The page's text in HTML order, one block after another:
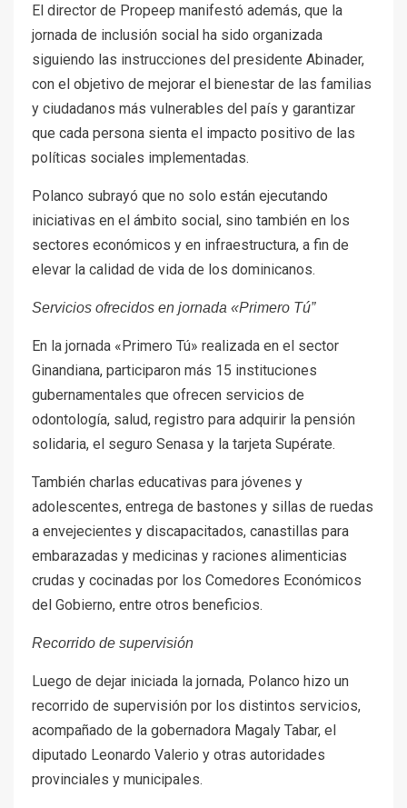
El director de Propeep manifestó además, que la
jornada de inclusión social ha sido organizada
siguiendo las instrucciones del presidente Abinader,
con el objetivo de mejorar el bienestar de las familias
y ciudadanos más vulnerables del país y garantizar
que cada persona sienta el impacto positivo de las
políticas sociales implementadas.
Polanco subrayó que no solo están ejecutando
iniciativas en el ámbito social, sino también en los
sectores económicos y en infraestructura, a fin de
elevar la calidad de vida de los dominicanos.
Servicios ofrecidos en jornada «Primero Tú”
En la jornada «Primero Tú» realizada en el sector
Ginandiana, participaron más 15 instituciones
gubernamentales que ofrecen servicios de
odontología, salud, registro para adquirir la pensión
solidaria, el seguro Senasa y la tarjeta Supérate.
También charlas educativas para jóvenes y
adolescentes, entrega de bastones y sillas de ruedas
a envejecientes y discapacitados, canastillas para
embarazadas y medicinas y raciones alimenticias
crudas y cocinadas por los Comedores Económicos
del Gobierno, entre otros beneficios.
Recorrido de supervisión
Luego de dejar iniciada la jornada, Polanco hizo un
recorrido de supervisión por los distintos servicios,
acompañado de la gobernadora Magaly Tabar, el
diputado Leonardo Valerio y otras autoridades
provinciales y municipales.